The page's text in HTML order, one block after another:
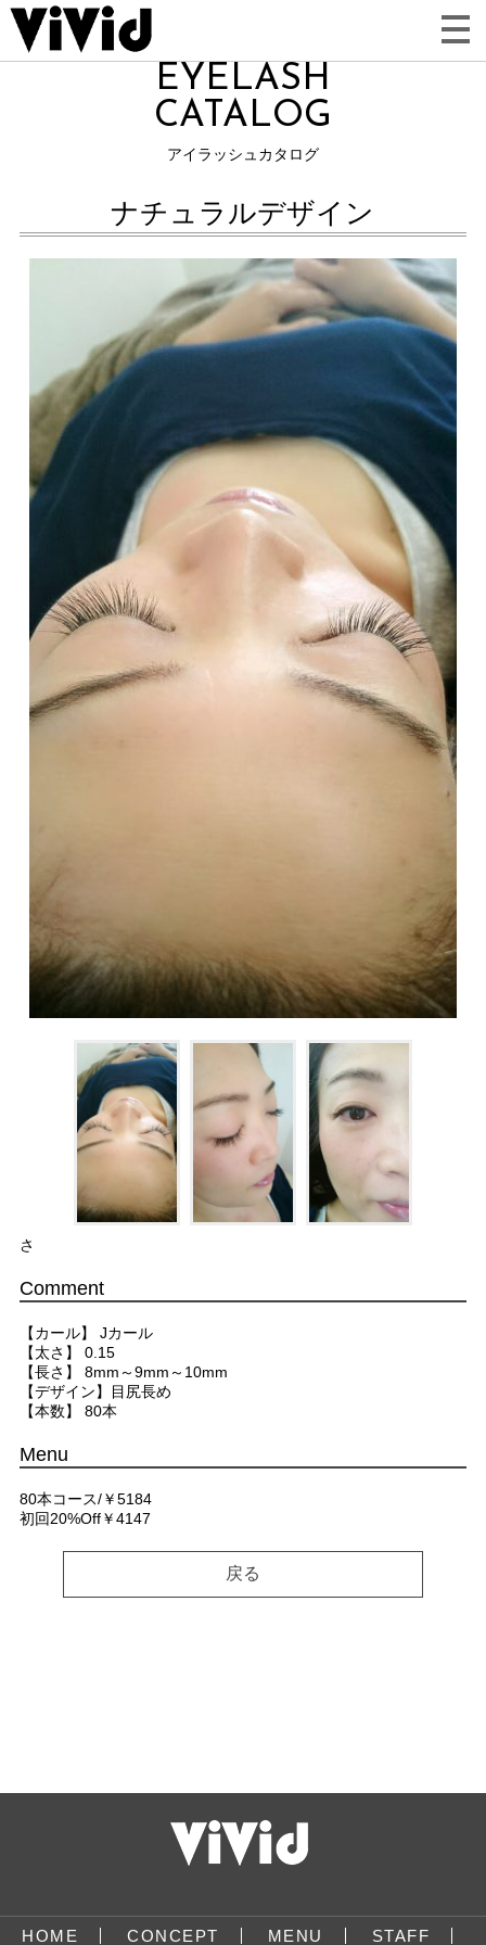
EYELASH
CATALOG
アイラッシュカタログ
ナチュラルデザイン
さ
Comment
【カール】 Jカール
【太さ】 0.15
【長さ】 8mm～9mm～10mm
【デザイン】目尻長め
【本数】 80本
Menu
80本コース/￥5184
初回20%Off￥4147
戻る
HOME CONCEPT MENU STAFF